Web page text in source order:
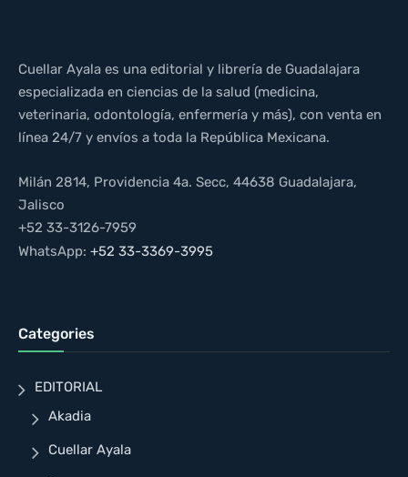
Cuellar Ayala es una editorial y librería de Guadalajara
especializada en ciencias de la salud (medicina,
veterinaria, odontología, enfermería y más), con venta en
línea 24/7 y envíos a toda la República Mexicana.
Milán 2814, Providencia 4a. Secc, 44638 Guadalajara,
Jalisco
+52 33-3126-7959
WhatsApp: +52 33-3369-3995
Categories
EDITORIAL
Akadia
Cuellar Ayala